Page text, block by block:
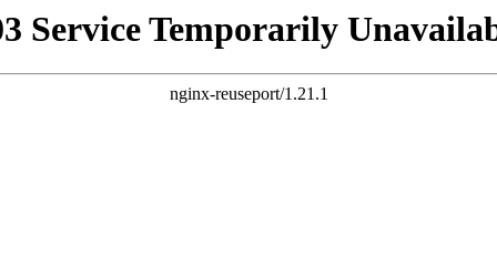
Service Temporarily
nginx-reuseport/1.21.1